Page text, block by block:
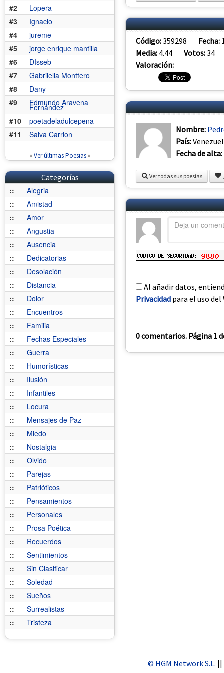
#2
Lopera
#3
Ignacio
#4
jureme
#5
jorge enrique mantilla
#6
DIsseb
#7
Gabriiella Monttero
#8
Dany
#9
Edmundo Aravena
Fernández
#10
poetadeladulcepena
#11
Salva Carrion
« Ver últimas Poesias»
Categorías
::
Alegria
::
Amistad
::
Amor
::
Angustia
::
Ausencia
::
Dedicatorias
::
Desolación
::
Distancia
::
Dolor
::
Encuentros
::
Familia
::
Fechas Especiales
::
Guerra
::
Humorísticas
::
Ilusión
::
Infantiles
::
Locura
::
Mensajes de Paz
::
Miedo
::
Nostalgia
::
Olvido
::
Parejas
::
Patrióticos
::
Pensamientos
::
Personales
::
Prosa Poética
::
Recuerdos
::
Sentimientos
::
Sin Clasificar
::
Soledad
::
Sueños
::
Surrealistas
::
Tristeza
Código:359298 Fecha:
Media: 4.44 Votos:34
Valoración:
Nombre:
País:
Fecha de alta:
Ver todas sus poesías
Al añadir datos,
Privacidad para el uso del
0 comentarios. Página 1
© HGM Network S.L. ||